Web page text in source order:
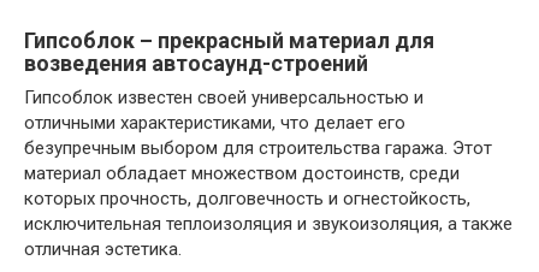
Гипсоблок – прекрасный материал для
возведения автосаунд-строений
Гипсоблок известен своей универсальностью и
отличными характеристиками, что делает его
безупречным выбором для строительства гаража. Этот
материал обладает множеством достоинств, среди
которых прочность, долговечность и огнестойкость,
исключительная теплоизоляция и звукоизоляция, а также
отличная эстетика.